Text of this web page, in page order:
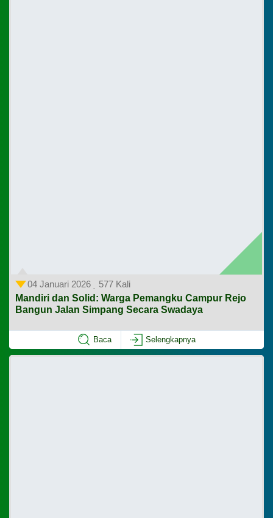
04 Januari 2026
577 Kali
Mandiri dan Solid: Warga Pemangku Campur Rejo
Bangun Jalan Simpang Secara Swadaya
Baca Selengkapnya